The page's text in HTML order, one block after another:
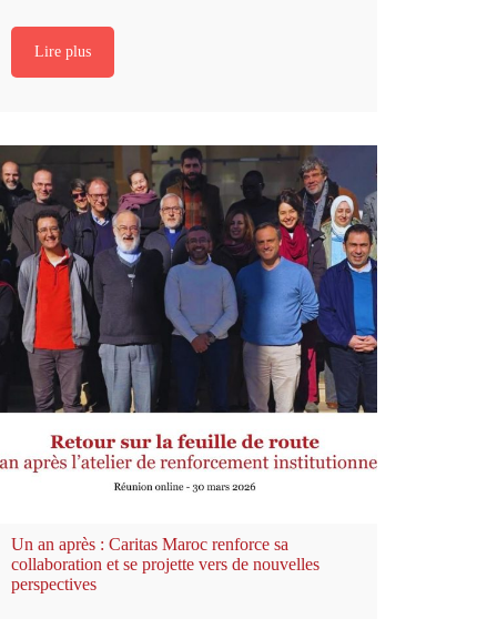
Lire plus
Un an après : Caritas Maroc renforce sa
collaboration et se projette vers de nouvelles
perspectives